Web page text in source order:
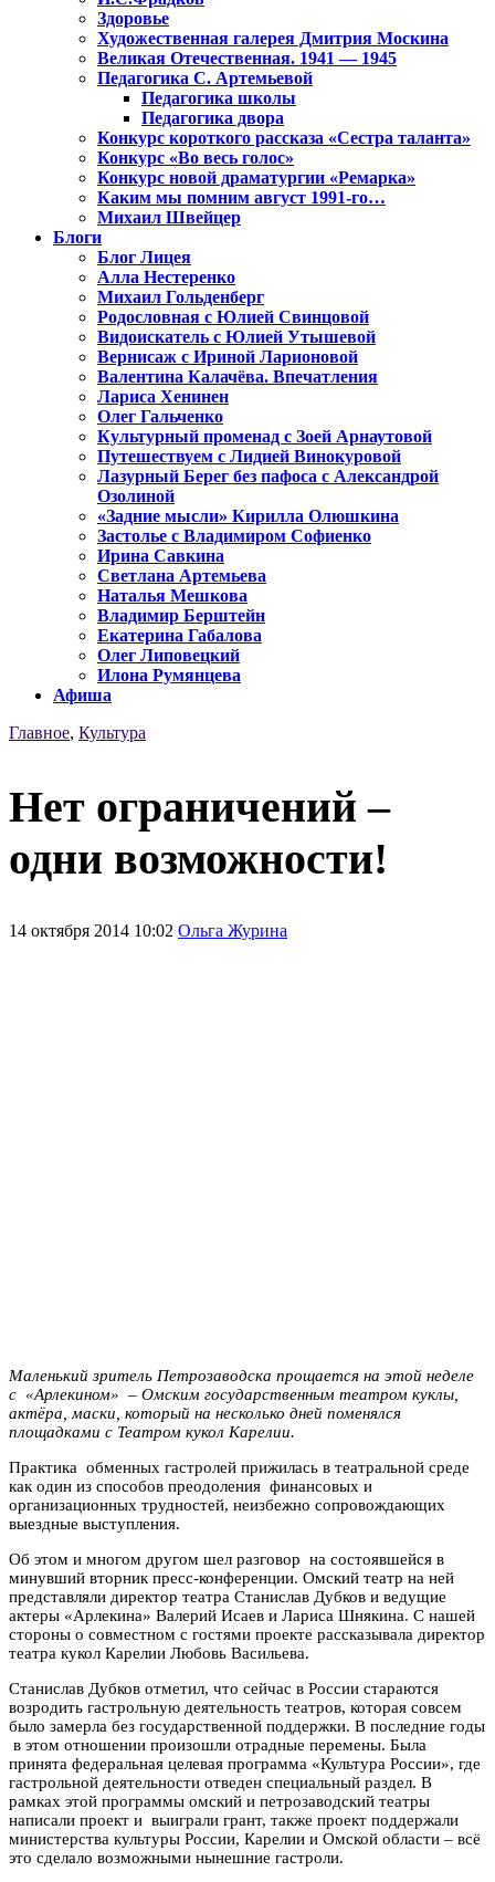
Здоровье
Художественная галерея Дмитрия Москина
Великая Отечественная. 1941 — 1945
Педагогика С. Артемьевой
Педагогика школы
Педагогика двора
Конкурс короткого рассказа «Сестра таланта»
Конкурс «Во весь голос»
Конкурс новой драматургии «Ремарка»
Каким мы помним август 1991-го…
Михаил Швейцер
Блоги
Блог Лицея
Алла Нестеренко
Михаил Гольденберг
Родословная с Юлией Свинцовой
Видоискатель с Юлией Утышевой
Вернисаж с Ириной Ларионовой
Валентина Калачёва. Впечатления
Лариса Хенинен
Олег Гальченко
Культурный променад с Зоей Арнаутовой
Путешествуем с Лидией Винокуровой
Лазурный Берег без пафоса с Александрой
Озолиной
«Задние мысли» Кирилла Олюшкина
Застолье с Владимиром Софиенко
Ирина Савкина
Светлана Артемьева
Наталья Мешкова
Владимир Берштейн
Екатерина Габалова
Олег Липовецкий
Илона Румянцева
Афиша
Главное, Культура
Нет ограничений –
одни возможности!
14 октября 2014 10:02 Ольга Журина
Маленький зритель Петрозаводска прощается на этой неделе
с «Арлекином» – Омским государственным театром куклы,
актёра, маски, который на несколько дней поменялся
площадками с Театром кукол Карелии.
Практика обменных гастролей прижилась в театральной среде
как один из способов преодоления финансовых и
организационных трудностей, неизбежно сопровождающих
выездные выступления.
Об этом и многом другом шел разговор на состоявшейся в
минувший вторник пресс-конференции. Омский театр на ней
представляли директор театра Станислав Дубков и ведущие
актеры «Арлекина» Валерий Исаев и Лариса Шнякина. С нашей
стороны о совместном с гостями проекте рассказывала директор
театра кукол Карелии Любовь Васильева.
Станислав Дубков отметил, что сейчас в России стараются
возродить гастрольную деятельность театров, которая совсем
было замерла без государственной поддержки. В последние годы
в этом отношении произошли отрадные перемены. Была
принята федеральная целевая программа «Культура России», где
гастрольной деятельности отведен специальный раздел. В
рамках этой программы омский и петрозаводский театры
написали проект и выиграли грант, также проект поддержали
министерства культуры России, Карелии и Омской области – всё
это сделало возможными нынешние гастроли.